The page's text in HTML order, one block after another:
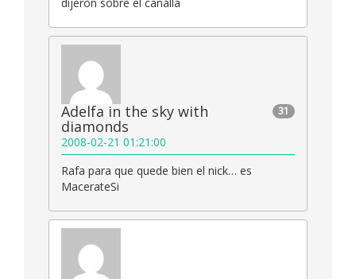
31
Adelfa in the sky with
diamonds
2008-02-21 01:21:00
Rafa para que quede bien el nick… es
MacerateSi